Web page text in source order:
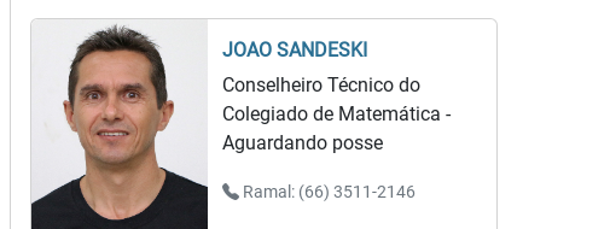
JOAO SANDESKI
Conselheiro Técnico do
Colegiado de Matemática -
Aguardando posse
Ramal: (66) 3511-2146